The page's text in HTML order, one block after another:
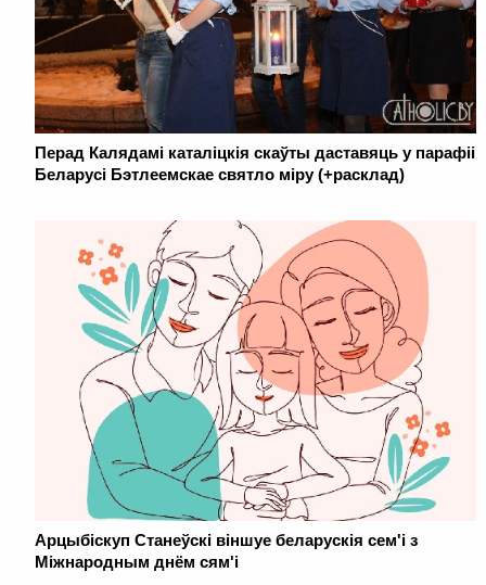
Перад Калядамі каталіцкія скаўты даставяць у парафіі
Беларусі Бэтлеемскае святло міру (+расклад)
Арцыбіскуп Станеўскі віншуе беларускія сем'і з
Міжнародным днём сям'і